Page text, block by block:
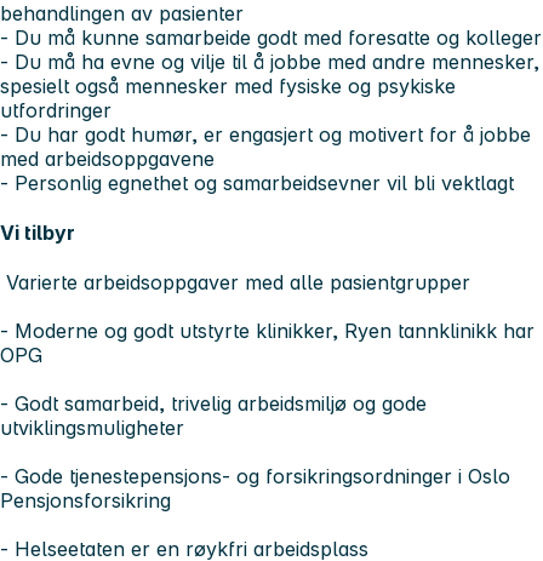
behandlingen av pasienter
- Du må kunne samarbeide godt med foresatte og kolleger
- Du må ha evne og vilje til å jobbe med andre mennesker,
spesielt også mennesker med fysiske og psykiske
utfordringer
- Du har godt humør, er engasjert og motivert for å jobbe
med arbeidsoppgavene
- Personlig egnethet og samarbeidsevner vil bli vektlagt
Vi tilbyr
Varierte arbeidsoppgaver med alle pasientgrupper
- Moderne og godt utstyrte klinikker, Ryen tannklinikk har
OPG
- Godt samarbeid, trivelig arbeidsmiljø og gode
utviklingsmuligheter
- Gode tjenestepensjons- og forsikringsordninger i Oslo
Pensjonsforsikring
- Helseetaten er en røykfri arbeidsplass